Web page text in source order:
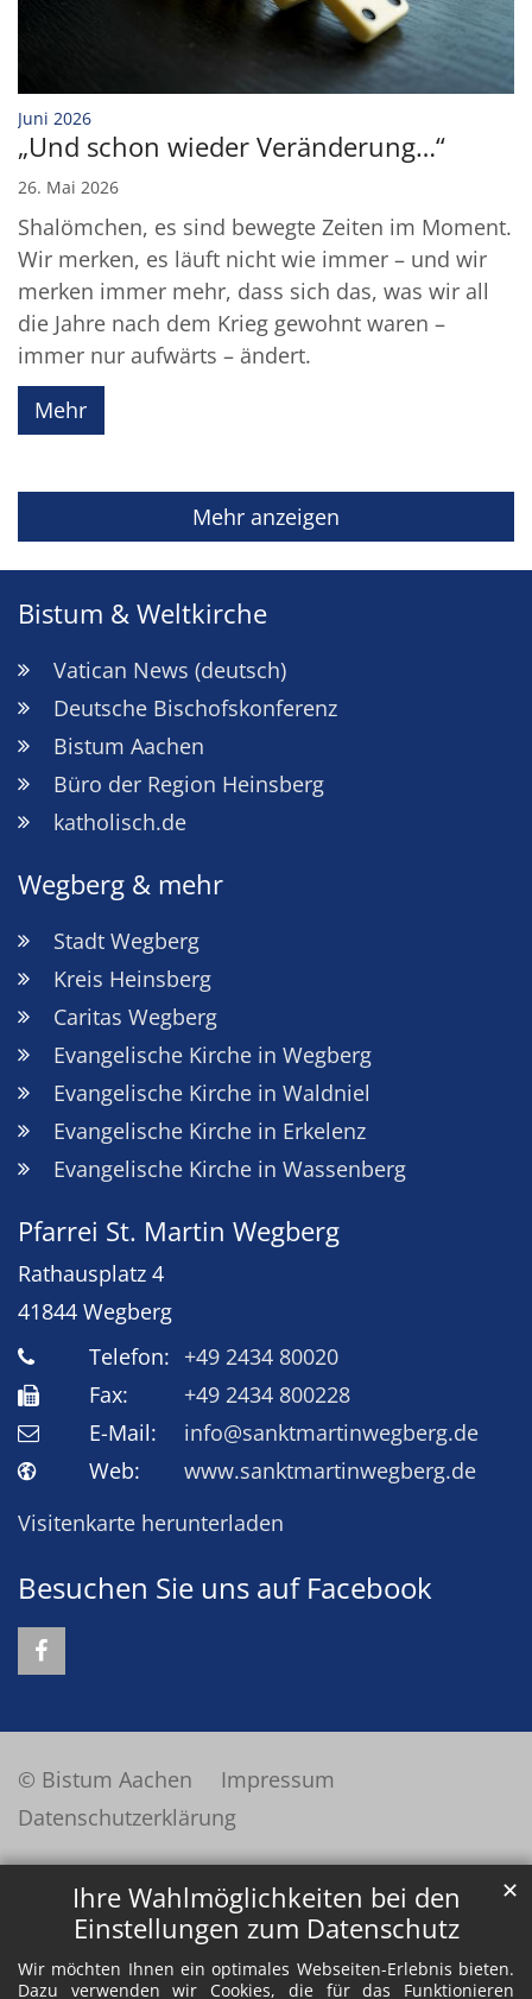
Ihre Wahlmöglichkeiten bei den
Einstellungen zum Datenschutz
Wir möchten Ihnen ein optimales Webseiten-Erlebnis bieten.
Dazu verwenden wir Cookies, die für das Funktionieren
✕
Juni 2026:
„Und schon wieder Veränderung…“
26. Mai 2026
Shalömchen, es sind bewegte Zeiten im Moment.
Wir merken, es läuft nicht wie immer – und wir
merken immer mehr, dass sich das, was wir all
die Jahre nach dem Krieg gewohnt waren –
immer nur aufwärts – ändert.
Mehr
Mehr anzeigen
Bistum & Weltkirche
Vatican News (deutsch)
Deutsche Bischofskonferenz
Bistum Aachen
Büro der Region Heinsberg
katholisch.de
Wegberg & mehr
Stadt Wegberg
Kreis Heinsberg
Caritas Wegberg
Evangelische Kirche in Wegberg
Evangelische Kirche in Waldniel
Evangelische Kirche in Erkelenz
Evangelische Kirche in Wassenberg
Pfarrei St. Martin Wegberg
Rathausplatz 4
41844 Wegberg
Telefon: +49 2434 80020
Fax:
+49 2434 800228
E-Mail:
info@sanktmartinwegberg.de
Web:
www.sanktmartinwegberg.de
Visitenkarte herunterladen
Besuchen Sie uns auf Facebook
© Bistum Aachen
Impressum
Datenschutzerklärung